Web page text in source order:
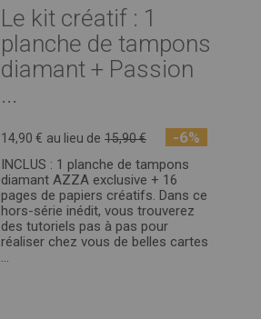
Le kit créatif : 1
planche de tampons
diamant + Passion
...
14,90 € au lieu de 15,90 € -6%
INCLUS : 1 planche de tampons
diamant AZZA exclusive + 16
pages de papiers créatifs. Dans ce
hors-série inédit, vous trouverez
des tutoriels pas à pas pour
réaliser chez vous de belles cartes
...